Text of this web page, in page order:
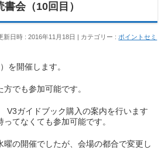
会（10回目）
新日時 : 2016年11月18日 カテゴリー : ポイントセミ
を開催します。
でも参加可能です。
V3ガイドブック購入の案内を行います
てなくても参加可能です。
曜の開催でしたが、会場の都合で変更し